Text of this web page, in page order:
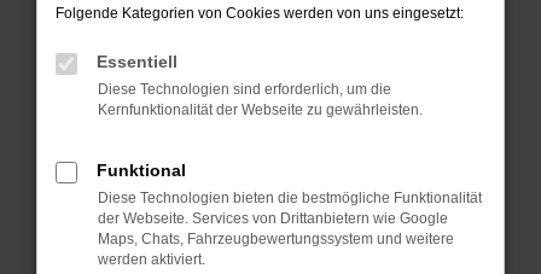
Prüfe deine Browsererweiterungen.
können das Laden bestimmter Seiten
verhindern. Funktioniert die Seite in einem
Starte dein Gerät neu.
Das kann manchmal helfen, vorübergehende
Probleme zu beheben.
Folgende Kategorien von Cookies werden von uns eingesetzt:
Essentiell
Diese Technologien sind erforderlich, um die
Kernfunktionalität der Webseite zu gewährleisten.
Funktional
Diese Technologien bieten die bestmögliche Funktionalität
der Webseite. Services von Drittanbietern wie Google
Maps, Chats, Fahrzeugbewertungssystem und weitere
werden aktiviert.